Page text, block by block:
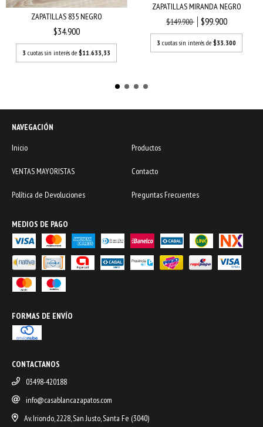
ZAPATILLAS 835 NEGRO
$34.900
3 cuotas sin interés de$11.633,33
ZAPATILLAS MIRANDA NEGRO
$149.900
$99.900
3 cuotas sin interés de$33.300
NAVEGACIÓN
Inicio
Productos
VENTAS MAYORISTAS Contacto
Política de Devoluciones Preguntas Frecuentes
MEDIOS DE PAGO
FORMAS DE ENVÍO
CONTACTANOS
03498-420188
info@casablancazapatos.com
Av. Iriondo, 2228, San Justo, Santa Fe (3040)